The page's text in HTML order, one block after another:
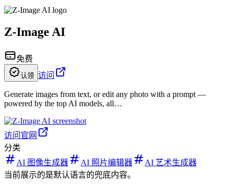
Z-Image AI
免费
认领 访问
Generate images from text, or edit any photo with a prompt —
powered by the top AI models, all…
访问官网
分类
AI 图像生成器
AI 照片编辑器
AI 艺术生成器
当前展示的是默认语言的兜底内容。